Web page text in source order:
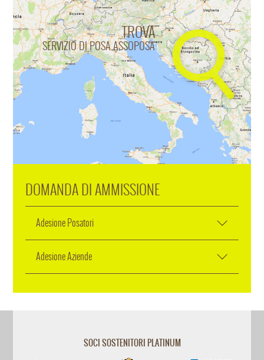
TROVA
SERVIZIO DI POSA ASSOPOSA
DOMANDA DI AMMISSIONE
Adesione Posatori
Adesione Aziende
SOCI SOSTENITORI PLATINUM